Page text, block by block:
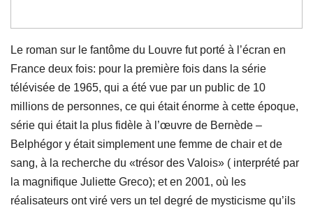
Le roman sur le fantôme du Louvre fut porté à l’écran en
France deux fois: pour la première fois dans la série
télévisée de 1965, qui a été vue par un public de 10
millions de personnes, ce qui était énorme à cette époque,
série qui était la plus fidèle à l’œuvre de Bernède –
Belphégor y était simplement une femme de chair et de
sang, à la recherche du «trésor des Valois» ( interprété par
la magnifique Juliette Greco); et en 2001, où les
réalisateurs ont viré vers un tel degré de mysticisme qu’ils